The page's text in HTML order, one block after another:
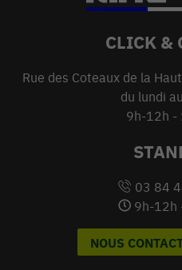
CLICK &
Rue des Coteaux de la
du lundi
9h-12h -
03 84
9h-12h
NOUS